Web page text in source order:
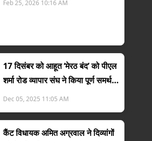
Feb 25, 2026 10:16 AM
17 दिसंबर को आहूत ‘मेरठ बंद’ को पीएल
शर्मा रोड व्यापार संघ ने किया पूर्ण समर्थन
का वादा
Dec 05, 2025 11:05 AM
कैंट विधायक अमित अग्रवाल ने दिव्यांगों